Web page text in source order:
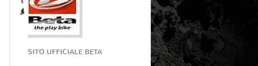
SITO UFFICIALE BETA